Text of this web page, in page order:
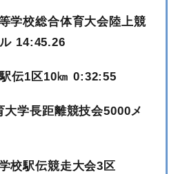
学校総合体育大会陸上競
14:45.26
伝1区10㎞ 0:32:55
大学長距離競技会5000メ
校駅伝競走大会3区